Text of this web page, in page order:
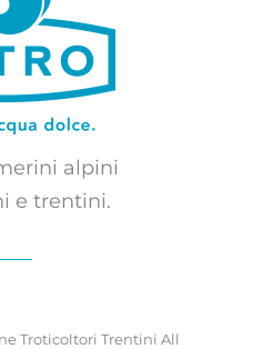
alpini
e trentini.
Troticoltori Trentini All